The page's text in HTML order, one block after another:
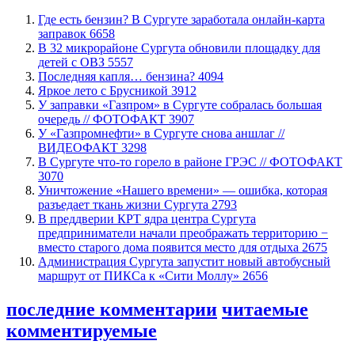
​Где есть бензин? В Сургуте заработала онлайн-карта
заправок 6658
В 32 микрорайоне Сургута обновили площадку для
детей с ОВЗ 5557
​Последняя капля… бензина? 4094
Яркое лето с Брусникой 3912
​У заправки «Газпром» в Сургуте собралась большая
очередь // ФОТОФАКТ 3907
У «Газпромнефти» в Сургуте снова аншлаг //
ВИДЕОФАКТ 3298
​В Сургуте что-то горело в районе ГРЭС // ФОТОФАКТ
3070
​Уничтожение «Нашего времени» — ошибка, которая
разъедает ткань жизни Сургута 2793
​В преддверии КРТ ядра центра Сургута
предприниматели начали преображать территорию −
вместо старого дома появится место для отдыха 2675
​Администрация Сургута запустит новый автобусный
маршрут от ПИКСа к «Сити Моллу» 2656
последние комментарии читаемые
комментируемые